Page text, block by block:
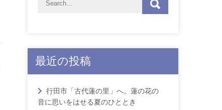
最近の投稿
行田市「古代蓮の里」へ。蓮の花の
音に思いをはせる夏のひととき